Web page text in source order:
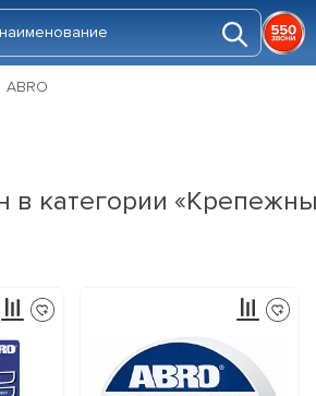
ABRO
в категории